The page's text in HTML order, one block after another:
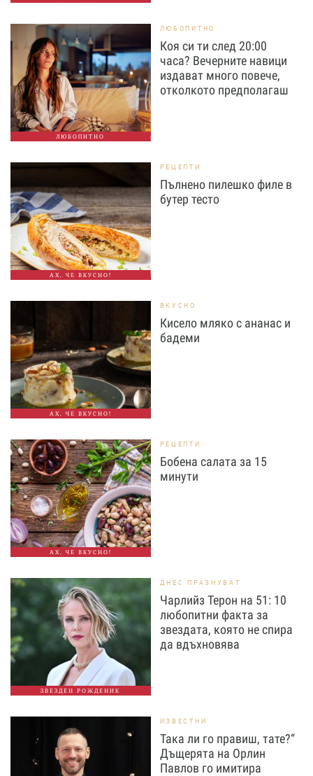
ЛЮБОПИТНО
ЛЮБОПИТНО
Коя си ти след 20:00
часа? Вечерните навици
издават много повече,
отколкото предполагаш
АХ, ЧЕ ВКУСНО!
РЕЦЕПТИ
Пълнено пилешко филе в
бутер тесто
АХ, ЧЕ ВКУСНО!
ВКУСНО
Кисело мляко с ананас и
бадеми
АХ, ЧЕ ВКУСНО!
РЕЦЕПТИ
Бобена салата за 15
минути
ЗВЕЗДЕН РОЖДЕНИК
ДНЕС ПРАЗНУВАТ
Чарлийз Терон на 51: 10
любопитни факта за
звездата, която не спира
да вдъхновява
ИЗВЕСТНИ
Така ли го правиш, тате?“
Дъщерята на Орлин
Павлов го имитира